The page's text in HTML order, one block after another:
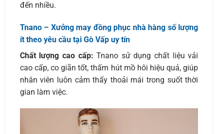
đến nhiều.
Tnano – Xưởng may đồng phục nhà hàng số lượng
ít theo yêu cầu tại Gò Vấp uy tín
Chất lượng cao cấp: Tnano sử dụng chất liệu vải
cao cấp, co giãn tốt, thấm hút mồ hôi hiệu quả, giúp
nhân viên luôn cảm thấy thoải mái trong suốt thời
gian làm việc.